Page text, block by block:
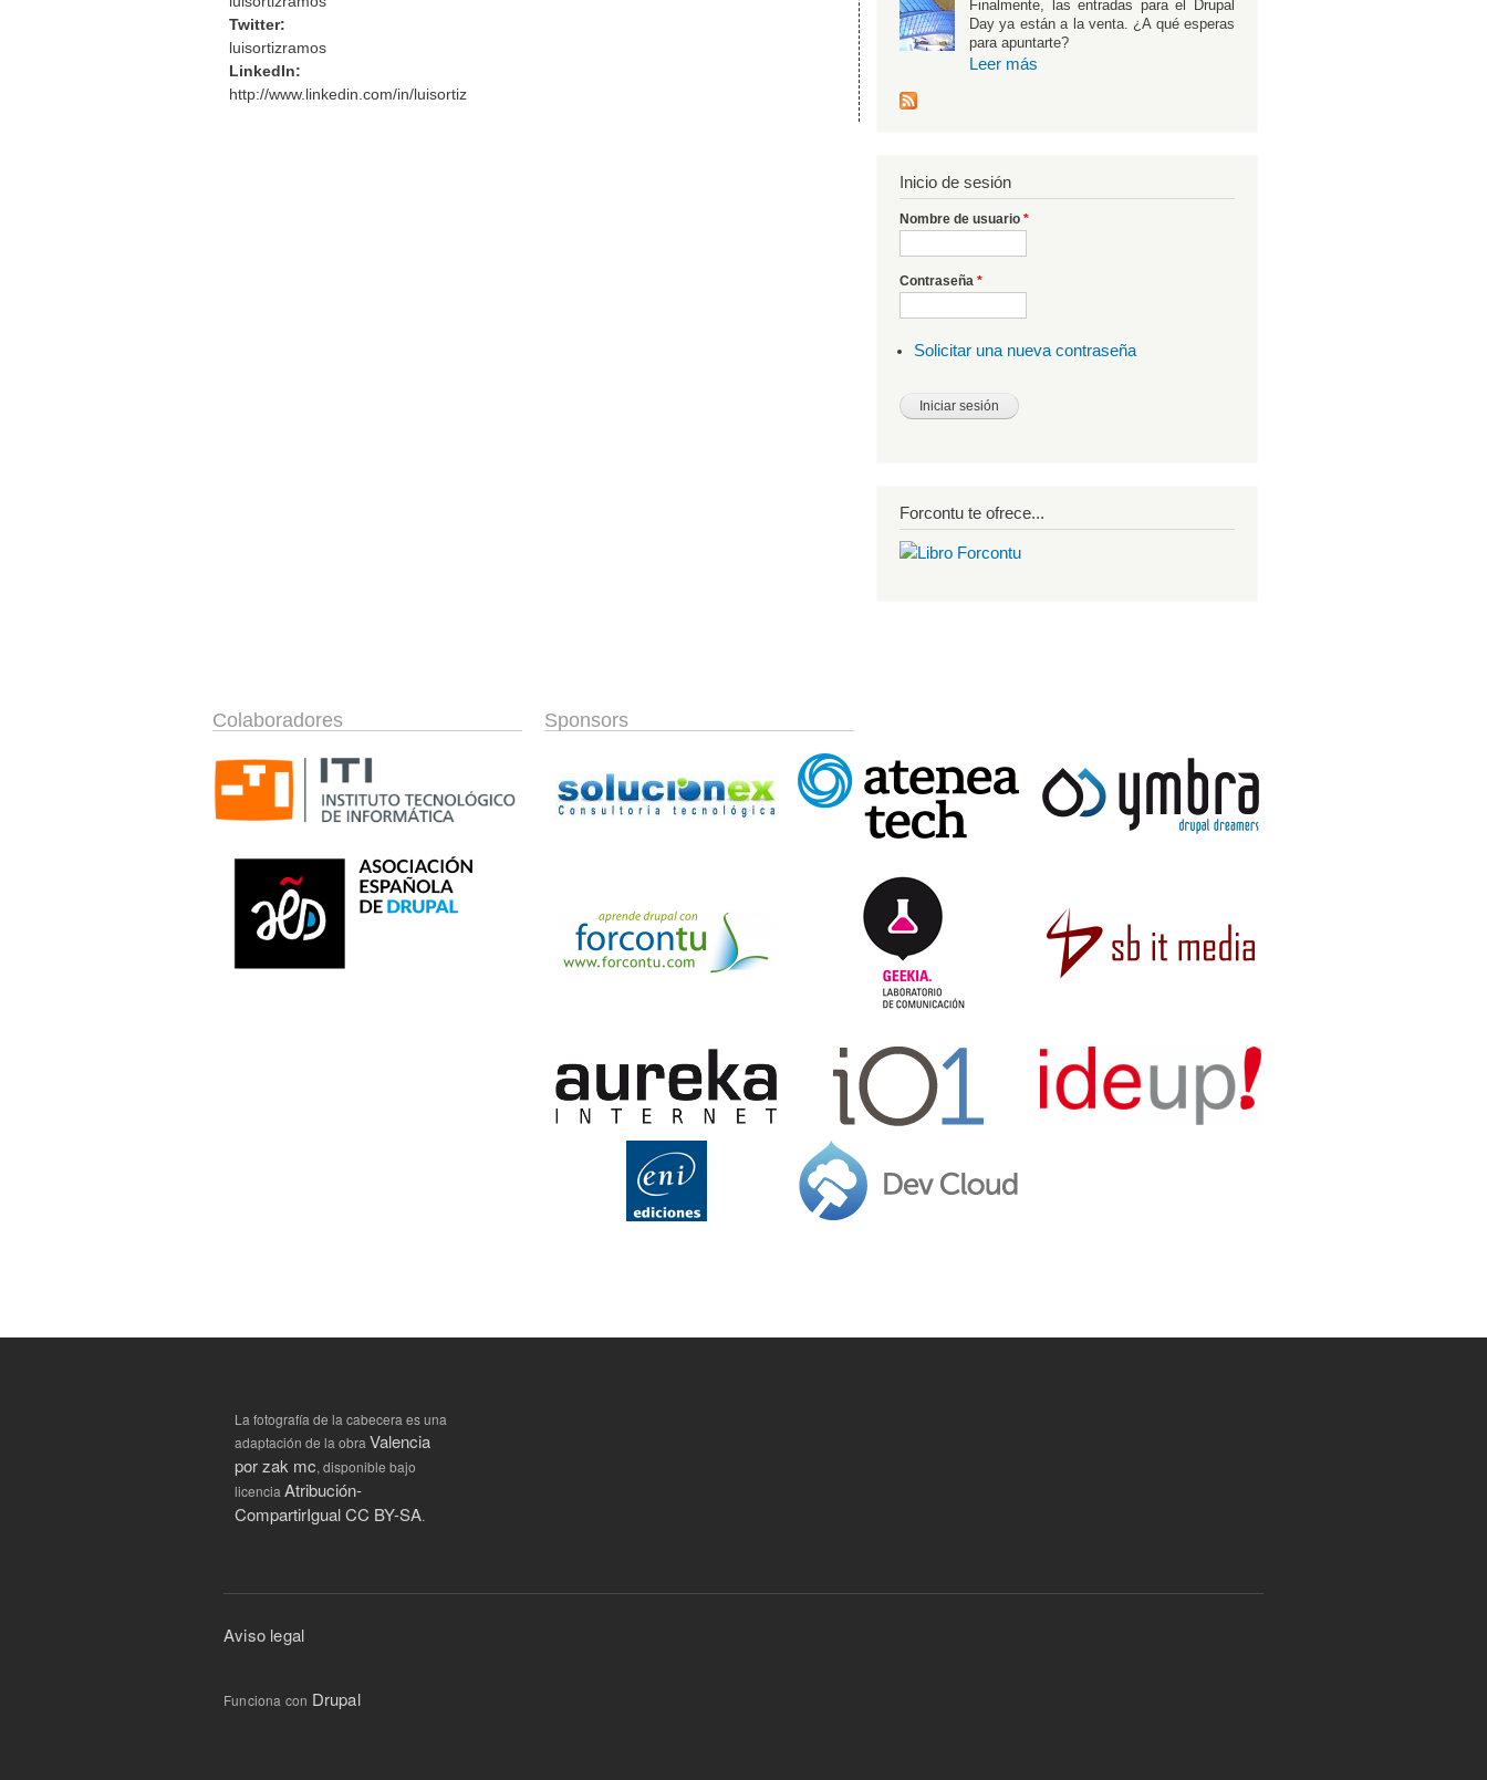
Twitter:
luisortizramos
LinkedIn:
http://www.linkedin.com/in/luisortiz
Finalmente, las entradas para el Drupal
Day ya están a la venta. ¿A qué esperas
para apuntarte?
Leer más
Inicio de sesión
Nombre de usuario *
Contraseña *
Solicitar una nueva contraseña
Forcontu te ofrece...
Colaboradores Sponsors
La fotografía de la cabecera es una
adaptación de la obra Valencia
por zak mc, disponible bajo
licencia Atribución-
CompartirIgual CC BY-SA.
Aviso legal
Funciona con Drupal